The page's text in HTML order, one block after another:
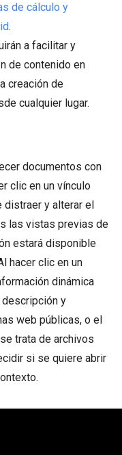
de cálculo y
.
a facilitar y
de contenido en
creación de
cualquier lugar.
documentos con
clic en un vínculo
distraer y alterar el
las vistas previas de
estará disponible
hacer clic en un
dinámica
y
web públicas, o el
trata de archivos
si se quiere abrir